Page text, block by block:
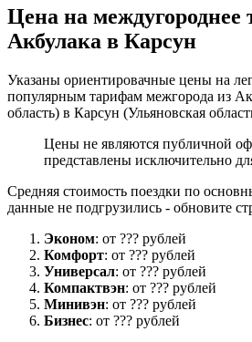
Цена на междугороднее
Акбулака в Карсун
Указаны ориентировачные цены на
популярным тарифам межгорода из
область) в Карсун (Ульяновская
Цены не являются публичной
представлены исключительно
Средняя стоимость поездки по
данные не подгрузились - обновите
Эконом: от ??? рублей
Комфорт: от ??? рублей
Универсал: от ??? рублей
Компактвэн: от ??? рублей
Минивэн: от ??? рублей
Бизнес: от ??? рублей